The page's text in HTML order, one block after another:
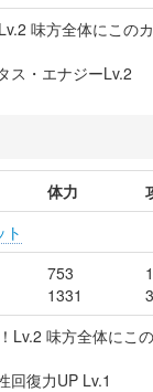
味方全体にこの
ス・エナジーLv.2
体力
ト
753
1331
Lv.2 味方全体にこ
回復力UP Lv.1